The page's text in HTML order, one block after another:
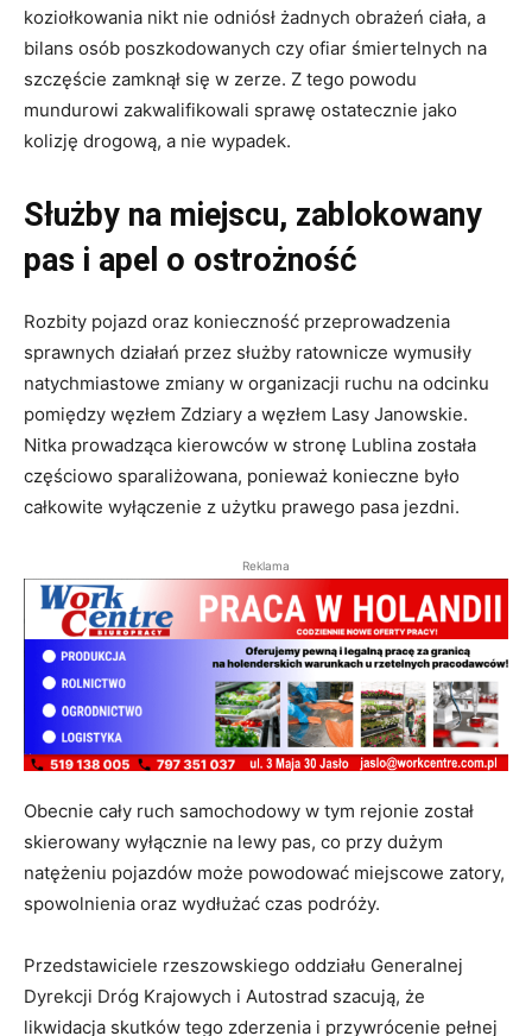
koziołkowania nikt nie odniósł żadnych obrażeń ciała, a
bilans osób poszkodowanych czy ofiar śmiertelnych na
szczęście zamknął się w zerze. Z tego powodu
mundurowi zakwalifikowali sprawę ostatecznie jako
kolizję drogową, a nie wypadek.
Służby na miejscu, zablokowany
pas i apel o ostrożność
Rozbity pojazd oraz konieczność przeprowadzenia
sprawnych działań przez służby ratownicze wymusiły
natychmiastowe zmiany w organizacji ruchu na odcinku
pomiędzy węzłem Zdziary a węzłem Lasy Janowskie.
Nitka prowadząca kierowców w stronę Lublina została
częściowo sparaliżowana, ponieważ konieczne było
całkowite wyłączenie z użytku prawego pasa jezdni.
Reklama
Obecnie cały ruch samochodowy w tym rejonie został
skierowany wyłącznie na lewy pas, co przy dużym
natężeniu pojazdów może powodować miejscowe zatory,
spowolnienia oraz wydłużać czas podróży.
Przedstawiciele rzeszowskiego oddziału Generalnej
Dyrekcji Dróg Krajowych i Autostrad szacują, że
likwidacja skutków tego zderzenia i przywrócenie pełnej